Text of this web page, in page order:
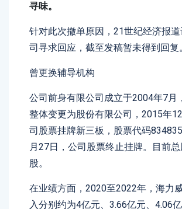
寻味。
针对此次撤单原因，21世纪经济报
司寻求回应，截至发稿暂未得到回复
曾更换辅导机构
公司前身有限公司成立于2004年7月
整体变更为股份有限公司，2015年
司股票挂牌新三板，股票代码
月27日，公司股票终止挂牌。目前
股。
在业绩方面，2020至2022年，海力
入分别约为4亿元、3.66亿元、4.06